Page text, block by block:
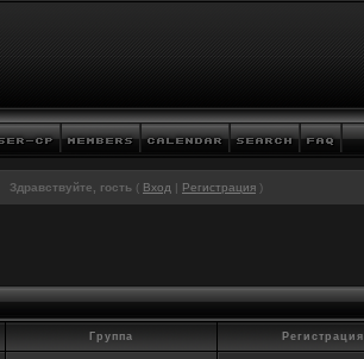
Здравствуйте, гость ( Вход | Регистрация )
Группа Регистрация